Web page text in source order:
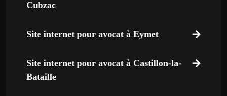
Cubzac
Site internet pour avocat à Eymet
Site internet pour avocat à Castillon-la-
Bataille